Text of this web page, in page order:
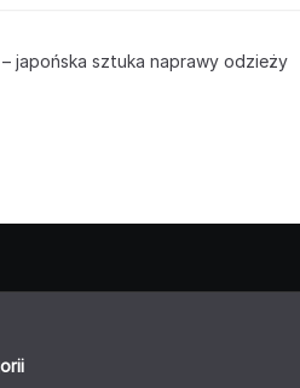
– japońska sztuka naprawy odzieży